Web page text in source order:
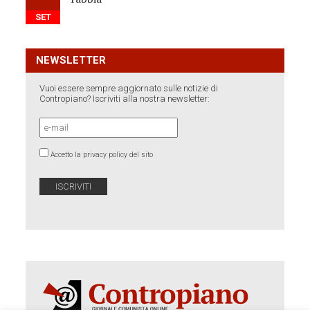
SET
NEWSLETTER
Vuoi essere sempre aggiornato sulle notizie di
Contropiano? Iscriviti alla nostra newsletter:
Accetto la privacy policy del sito